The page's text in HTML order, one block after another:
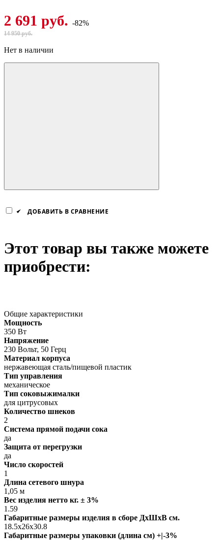
2 691 руб. -82%
14 950 руб.
Нет в наличии
ДОБАВИТЬ В СРАВНЕНИЕ
Этот товар вы также можете
приобрести:
Общие характеристики
Мощность
350 Вт
Напряжение
230 Вольт, 50 Герц
Материал корпуса
нержавеющая сталь/пищевой пластик
Тип управления
механическое
Тип соковыжималки
для цитрусовых
Количество шнеков
2
Система прямой подачи сока
да
Защита от перегрузки
да
Число скоростей
1
Длина сетевого шнура
1,05 м
Вес изделия нетто кг. ± 3%
1.59
Габаритные размеры изделия в сборе ДxШxВ см.
18.5x26x30.8
Габаритные размеры упаковки (длина см) +|-3%